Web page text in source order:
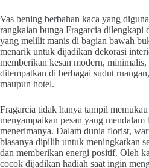
Vas bening berbahan kaca yang
rangkaian bunga Fragarcia dilengkapi
yang melilit manis di bagian bawah
menarik untuk dijadikan dekorasi
memberikan kesan modern,
ditempatkan di berbagai sudut
maupun hotel.
Fragarcia tidak hanya tampil
menyampaikan pesan yang mendalam
menerimanya. Dalam dunia florist,
biasanya dipilih untuk meningkatkan
dan memberikan energi positif. Oleh
cocok dijadikan hadiah saat ingin